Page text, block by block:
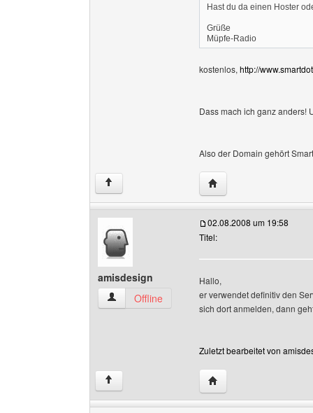
Hast du da einen Hoster
Grüße
Müpfe-Radio
kostenlos, http://
Dass mach ich ganz anders!
Also der Domain gehört
↑ Website dieses
amisdesign
amisdesign Benutzer-Profile anzeigen
Offline
02.08.2008 um 19:58
Titel:
Hallo,
er verwendet definitiv den
sich dort anmelden, dann
Zuletzt bearbeitet von
↑ Website dieses